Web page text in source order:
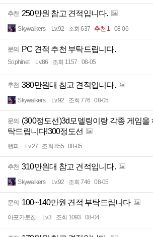
추천 250만원 참고 견적입니다.
Skywalkers Lv.92 조회 637 추천 1 08-06
문의 PC 견적 추천 부탁드립니다.
Sophinet Lv.86 조회 1157 08-05
추천 380만원대 참고 견적입니다.
Skywalkers Lv.92 조회 776 08-05
문의
(300정도선)3d모델링이랑 각종 게임을
탁드립니다!300정도선
햅피 Lv.27 조회 855 08-05
추천 310만원대 참고 견적입니다.
Skywalkers Lv.92 조회 746 08-05
문의 100~140만원 견적 부탁드립니다
아포카토칩 Lv.3 조회 1093 08-04